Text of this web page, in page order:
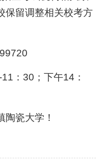
保留调整相关校考方
：30；下午14：
瓷大学！